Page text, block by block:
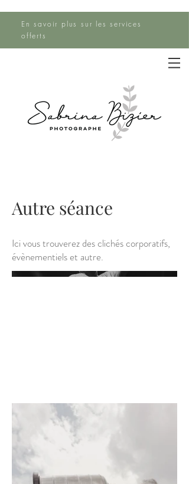
En savoir plus sur les services
offerts
Autre séance
Ici vous trouverez des clichés corporatifs,
évènementiels et autre.